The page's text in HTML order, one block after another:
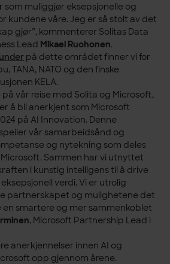
som muliggjør eksepsjonelle og
kundene våre. Jeg er så stolt av det
gjør”, kommenterer Solitas Data
Lead Mikael Ruohonen.
på dette området finner vi for
TANA, NATO og den finske
KELA.
på vår reise med Solita og Microsoft,
å bli anerkjent som Microsoft
på AI Innovation. Denne
vår samarbeidsånd og
og nytekning som deles
Sammen har vi utnyttet
i kunstig intelligens til å drive
verdi. Vi er utrolig
partnerskapet og mulighetene det
en smartere og mer sammenkoblet
, Microsoft Partnership Lead i
anerkjennelser innen AI og
opp gjennom årene.